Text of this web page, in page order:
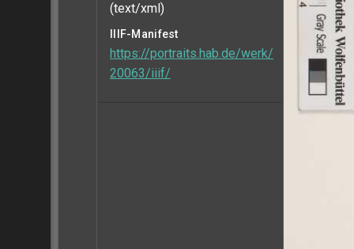
(text/xml)
IIIF-Manifest
https://portraits.hab.de/werk/
20063/iiif/